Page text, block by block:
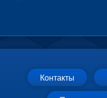
Контакты